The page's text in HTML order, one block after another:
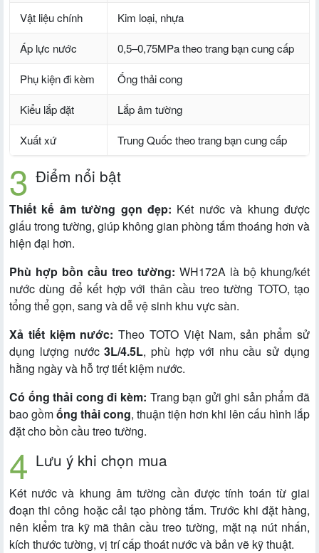
Vật liệu chính Kim loại, nhựa
Áp lực nước 0,5–0,75MPa theo trang bạn cung cấp
Phụ kiện đi kèm Ống thải cong
Kiểu lắp đặt Lắp âm tường
Xuất xứ Trung Quốc theo trang bạn cung cấp
Điểm nổi bật
Thiết kế âm tường gọn đẹp: Két nước và khung được
giấu trong tường, giúp không gian phòng tắm thoáng hơn và
hiện đại hơn.
Phù hợp bồn cầu treo tường: WH172A là bộ khung/két
nước dùng để kết hợp với thân cầu treo tường TOTO, tạo
tổng thể gọn, sang và dễ vệ sinh khu vực sàn.
Xả tiết kiệm nước: Theo TOTO Việt Nam, sản phẩm sử
dụng lượng nước3L/4.5L, phù hợp với nhu cầu sử dụng
hằng ngày và hỗ trợ tiết kiệm nước.
Có ống thải cong đi kèm: Trang bạn gửi ghi sản phẩm đã
bao gồmống thải cong, thuận tiện hơn khi lên cấu hình lắp
đặt cho bồn cầu treo tường.
Lưu ý khi chọn mua
Két nước và khung âm tường cần được tính toán từ giai
đoạn thi công hoặc cải tạo phòng tắm. Trước khi đặt hàng,
nên kiểm tra kỹ mã thân cầu treo tường, mặt nạ nút nhấn,
kích thước tường, vị trí cấp thoát nước và bản vẽ kỹ thuật.